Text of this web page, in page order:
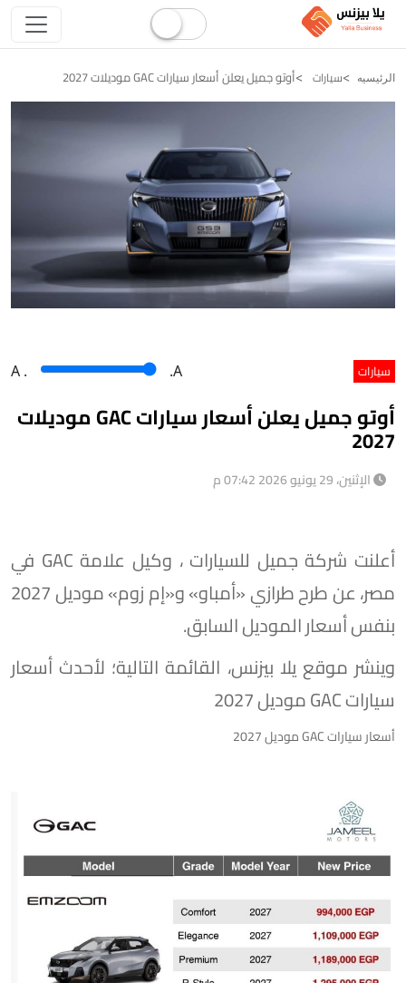
الرئيسيه سيارات أوتو جميل يعلن أسعار سيارات GAC موديلات 2027
سيارات A . .A
أوتو جميل يعلن أسعار سيارات GAC موديلات
2027
الإثنين، 29 يونيو 2026 07:42 م
أعلنت شركة جميل للسيارات ، وكيل علامة GAC في
مصر، عن طرح طرازي «أمباو» و«إم زوم» موديل 2027
بنفس أسعار الموديل السابق.
وينشر موقع يلا بيزنس، القائمة التالية؛ لأحدث أسعار
سيارات GAC موديل 2027
أسعار سيارات GAC موديل 2027